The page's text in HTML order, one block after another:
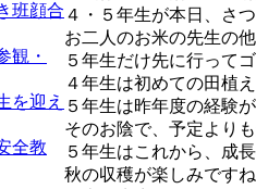
班顔合
観・
を迎え
全教
４・５年生が本日、さ
お二人のお米の先生の
５年生だけ先に行って
４年生は初めての田植
５年生は昨年度の経験
そのお陰で、予定より
５年生はこれから、成
秋の収穫が楽しみですね